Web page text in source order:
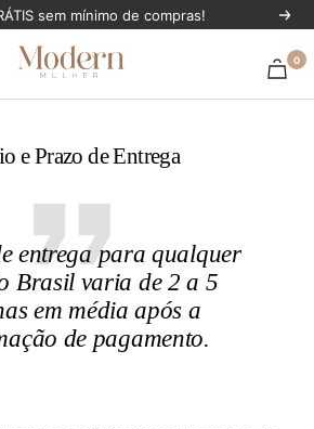
sem mínimo de compras!
ModernMulher 0
e Prazo de Entrega
entregapara qualquer
Brasil varia de 2 a 5
em média após a
de pagamento.